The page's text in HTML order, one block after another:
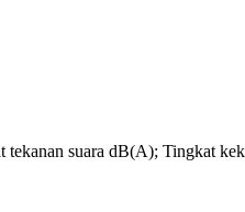
suara dB(A); Tingkat